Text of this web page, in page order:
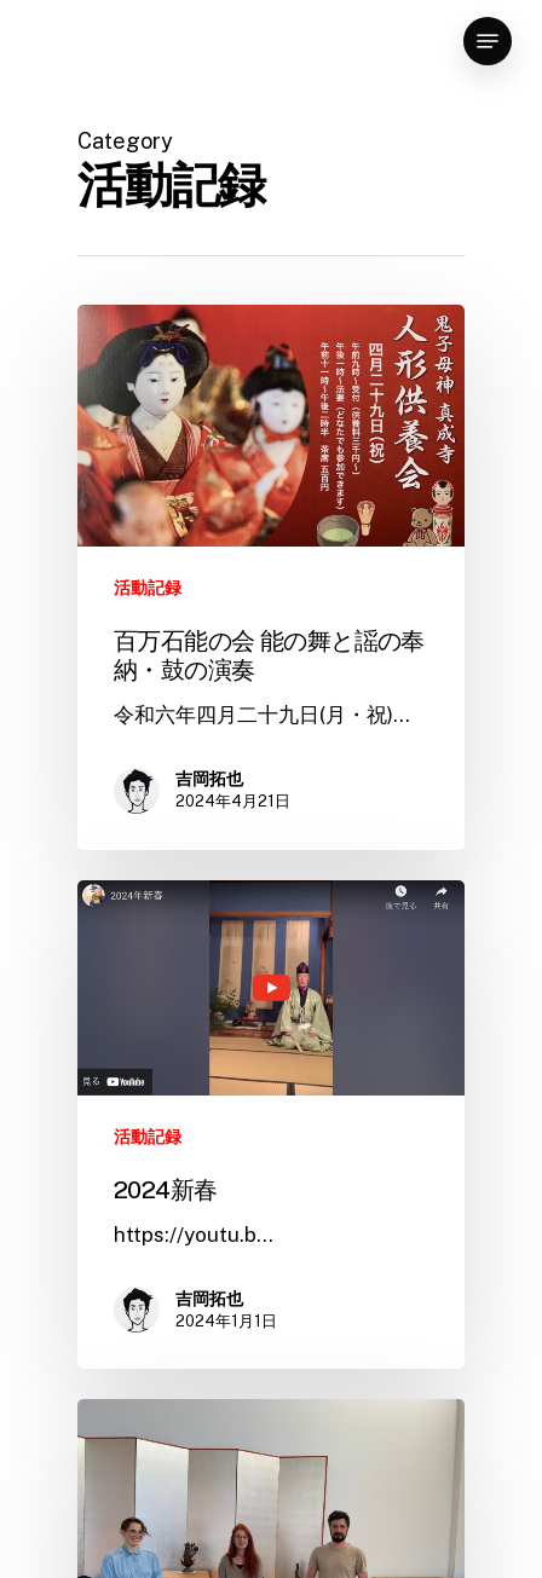
Menu
Category
活動記録
活動記録
百万石能の会 能の舞と謡の奉
納・鼓の演奏
令和六年四月二十九日(月・祝)…
吉岡拓也
2024年4月21日
活動記録
2024新春
https://youtu.b…
吉岡拓也
2024年1月1日